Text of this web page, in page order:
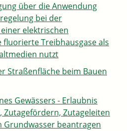
über die Anwendung
bei der
elektrischen
fluorierte Treibhausgase als
nutzt
Straßenfläche beim Bauen
Gewässers - Erlaubnis
Zutagefördern, Zutageleiten
Grundwasser beantragen